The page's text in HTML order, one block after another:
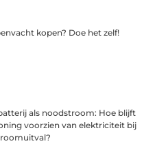
kopen? Doe het zelf!
als noodstroom: Hoe blijft
voorzien van elektriciteit bij